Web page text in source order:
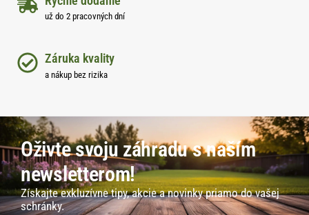
už do 2 pracovných dní
Záruka kvality
a nákup bez rizika
Oživte svoju záhradu s naším
newsletterom!
Získajte exkluzívne tipy, akcie a novinky priamo do vašej
schránky.